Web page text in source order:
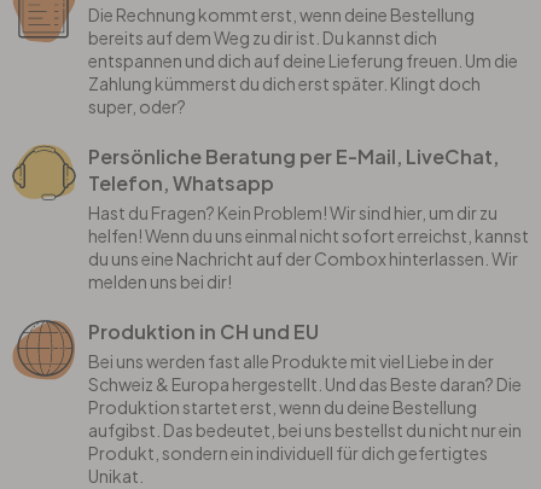
Die Rechnung kommt erst, wenn deine Bestellung
bereits auf dem Weg zu dir ist. Du kannst dich
entspannen und dich auf deine Lieferung freuen. Um die
Zahlung kümmerst du dich erst später. Klingt doch
super, oder?
Persönliche Beratung per E-Mail, LiveChat,
Telefon, Whatsapp
Hast du Fragen? Kein Problem! Wir sind hier, um dir zu
helfen! Wenn du uns einmal nicht sofort erreichst, kannst
du uns eine Nachricht auf der Combox hinterlassen. Wir
melden uns bei dir!
Produktion in CH und EU
Bei uns werden fast alle Produkte mit viel Liebe in der
Schweiz & Europa hergestellt. Und das Beste daran? Die
Produktion startet erst, wenn du deine Bestellung
aufgibst. Das bedeutet, bei uns bestellst du nicht nur ein
Produkt, sondern ein individuell für dich gefertigtes
Unikat.